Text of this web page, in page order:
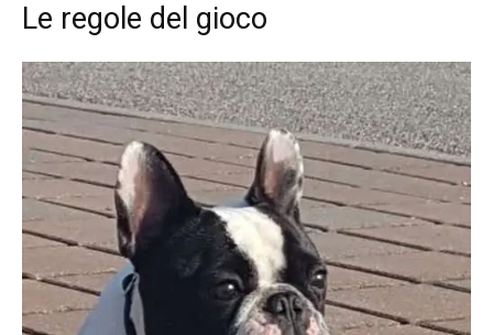
Le regole del gioco